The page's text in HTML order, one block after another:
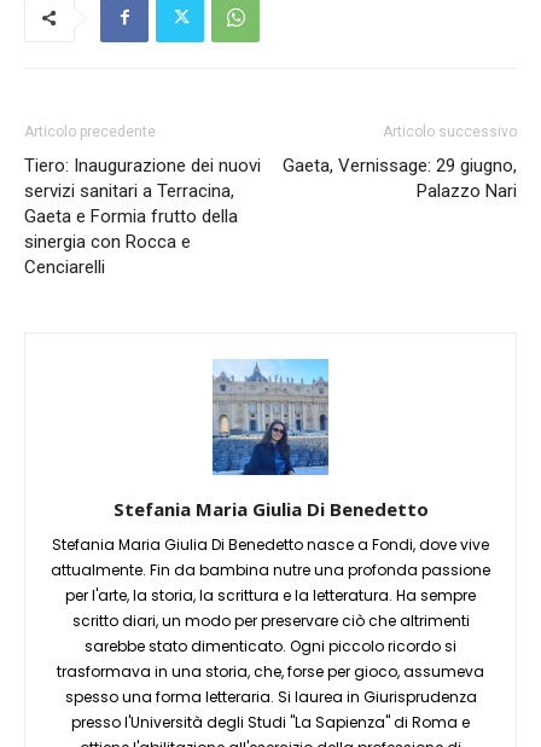
Articolo precedente
Tiero: Inaugurazione dei nuovi
servizi sanitari a Terracina,
Gaeta e Formia frutto della
sinergia con Rocca e
Cenciarelli
Articolo successivo
Gaeta, Vernissage: 29 giugno,
Palazzo Nari
Stefania Maria Giulia Di Benedetto
Stefania Maria Giulia Di Benedetto nasce a Fondi, dove vive
attualmente. Fin da bambina nutre una profonda passione
per l'arte, la storia, la scrittura e la letteratura. Ha sempre
scritto diari, un modo per preservare ciò che altrimenti
sarebbe stato dimenticato. Ogni piccolo ricordo si
trasformava in una storia, che, forse per gioco, assumeva
spesso una forma letteraria. Si laurea in Giurisprudenza
presso l'Università degli Studi "La Sapienza" di Roma e